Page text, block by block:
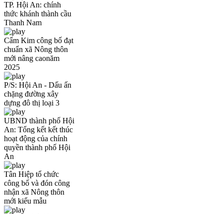
TP. Hội An: chính
thức khánh thành cầu
Thanh Nam
Cẩm Kim công bố đạt
chuẩn xã Nông thôn
mới nâng caonăm
2025
P/S: Hội An - Dấu ấn
chặng đường xây
dựng đô thị loại 3
UBND thành phố Hội
An: Tổng kết kết thúc
hoạt động của chính
quyền thành phố Hội
An
Tân Hiệp tổ chức
công bố và đón công
nhận xã Nông thôn
mới kiểu mẫu